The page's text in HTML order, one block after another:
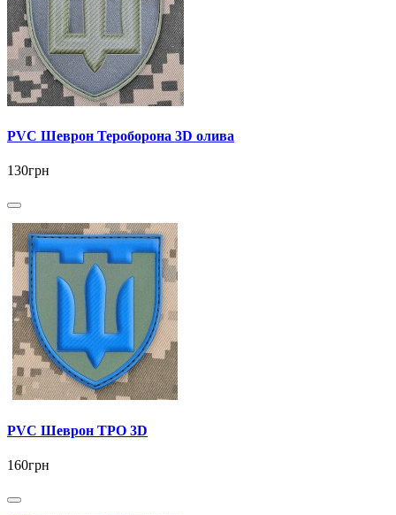
PVC Шеврон Тероборона 3D олива
130грн
PVC Шеврон ТРО 3D
160грн